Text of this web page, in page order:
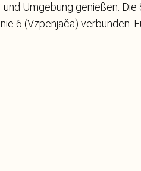
Umgebung genießen.
6 (Vzpenjača) verbunden.